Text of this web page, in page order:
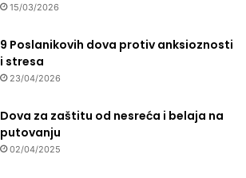
15/03/2026
9 Poslanikovih dova protiv anksioznosti
i stresa
23/04/2026
Dova za zaštitu od nesreća i belaja na
putovanju
02/04/2025